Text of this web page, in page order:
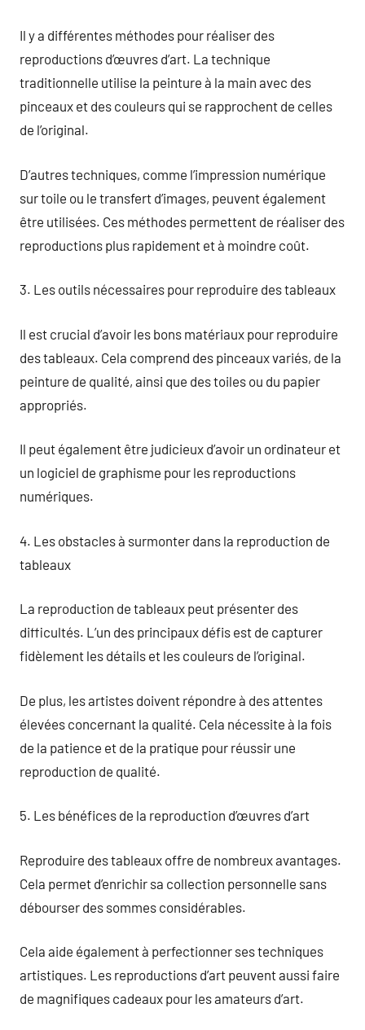
Il y a différentes méthodes pour réaliser des
reproductions d’œuvres d’art. La technique
traditionnelle utilise la peinture à la main avec des
pinceaux et des couleurs qui se rapprochent de celles
de l’original.
D’autres techniques, comme l’impression numérique
sur toile ou le transfert d’images, peuvent également
être utilisées. Ces méthodes permettent de réaliser des
reproductions plus rapidement et à moindre coût.
3. Les outils nécessaires pour reproduire des tableaux
Il est crucial d’avoir les bons matériaux pour reproduire
des tableaux. Cela comprend des pinceaux variés, de la
peinture de qualité, ainsi que des toiles ou du papier
appropriés.
Il peut également être judicieux d’avoir un ordinateur et
un logiciel de graphisme pour les reproductions
numériques.
4. Les obstacles à surmonter dans la reproduction de
tableaux
La reproduction de tableaux peut présenter des
difficultés. L’un des principaux défis est de capturer
fidèlement les détails et les couleurs de l’original.
De plus, les artistes doivent répondre à des attentes
élevées concernant la qualité. Cela nécessite à la fois
de la patience et de la pratique pour réussir une
reproduction de qualité.
5. Les bénéfices de la reproduction d’œuvres d’art
Reproduire des tableaux offre de nombreux avantages.
Cela permet d’enrichir sa collection personnelle sans
débourser des sommes considérables.
Cela aide également à perfectionner ses techniques
artistiques. Les reproductions d’art peuvent aussi faire
de magnifiques cadeaux pour les amateurs d’art.